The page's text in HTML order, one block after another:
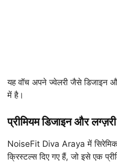
यह वॉच अपने ज्वेलरी जैसे डिजाइन
में है।
प्रीमियम डिजाइन और
NoiseFit Diva Araya में
क्रिस्टल्स दिए गए हैं, जो इसे एक